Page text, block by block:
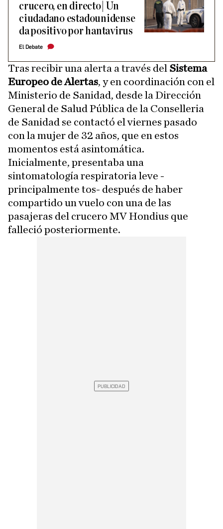
crucero, en directo| Un
ciudadano estadounidense
da positivo por hantavirus
El Debate
Tras recibir una alerta a través del Sistema
Europeo de Alertas, y en coordinación con el
Ministerio de Sanidad, desde la Dirección
General de Salud Pública de la Conselleria
de Sanidad se contactó el viernes pasado
con la mujer de 32 años, que en estos
momentos está asintomática.
Inicialmente, presentaba una
sintomatología respiratoria leve -
principalmente tos- después de haber
compartido un vuelo con una de las
pasajeras del crucero MV Hondius que
falleció posteriormente.